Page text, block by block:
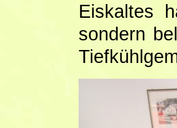
Eiskaltes
sondern